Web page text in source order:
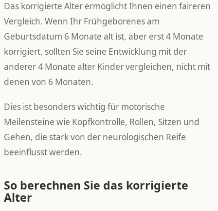
Das korrigierte Alter ermöglicht Ihnen einen faireren
Vergleich. Wenn Ihr Frühgeborenes am
Geburtsdatum 6 Monate alt ist, aber erst 4 Monate
korrigiert, sollten Sie seine Entwicklung mit der
anderer 4 Monate alter Kinder vergleichen, nicht mit
denen von 6 Monaten.
Dies ist besonders wichtig für motorische
Meilensteine wie Kopfkontrolle, Rollen, Sitzen und
Gehen, die stark von der neurologischen Reife
beeinflusst werden.
So berechnen Sie das korrigierte
Alter